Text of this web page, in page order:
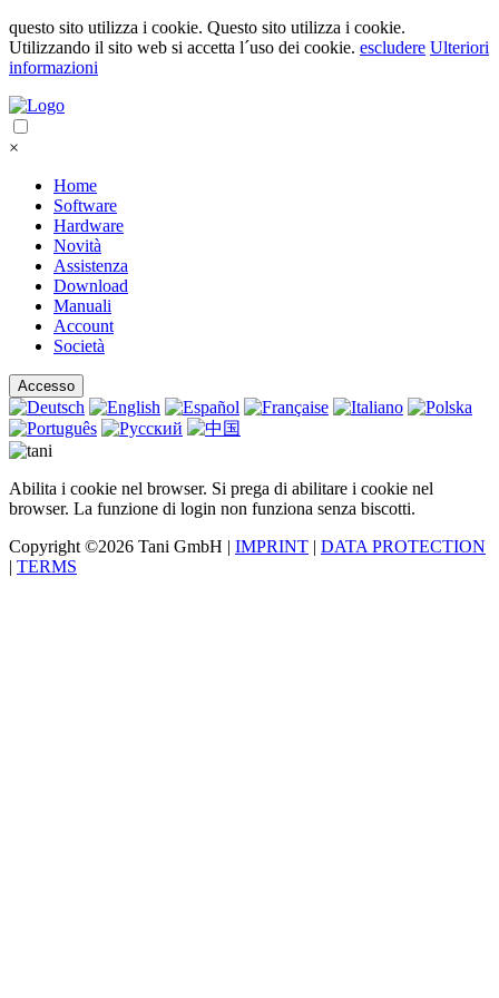
questo sito utilizza i cookie. Questo sito utilizza i cookie.
Utilizzando il sito web si accetta l´uso dei cookie. escludere Ulteriori
informazioni
×
Home
Software
Hardware
Novità
Assistenza
Download
Manuali
Account
Società
Accesso
Abilita i cookie nel browser. Si prega di abilitare i cookie nel
browser. La funzione di login non funziona senza biscotti.
Copyright ©2026 Tani GmbH | IMPRINT | DATA PROTECTION
| TERMS